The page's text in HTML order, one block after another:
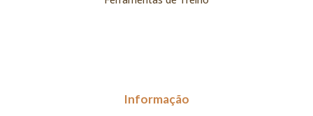
Informação